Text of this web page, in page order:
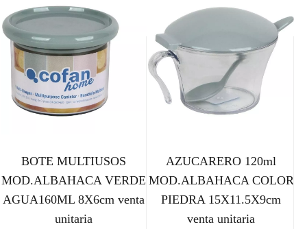
BOTE MULTIUSOS
MOD.ALBAHACA VERDE
AGUA160ML 8X6cm venta
unitaria
AZUCARERO 120ml
MOD.ALBAHACA COLOR
PIEDRA 15X11.5X9cm
venta unitaria